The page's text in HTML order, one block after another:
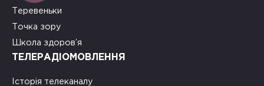
Теревеньки
Точка зору
Школа здоров’я
ТЕЛЕРАДІОМОВЛЕННЯ
Історія телеканалу